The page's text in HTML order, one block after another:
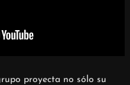
proyecta no sólo su